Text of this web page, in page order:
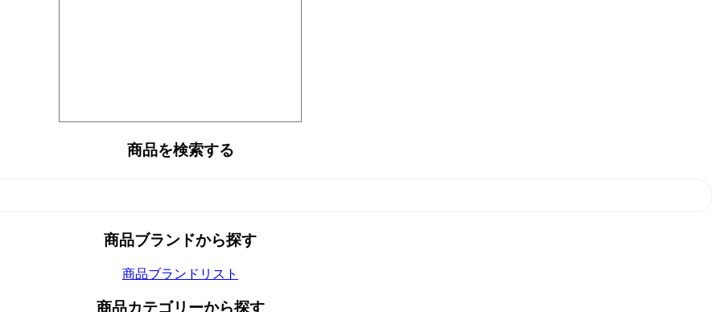
商品を検索する
商品ブランドから探す
商品ブランドリスト
商品カテゴリーから探す